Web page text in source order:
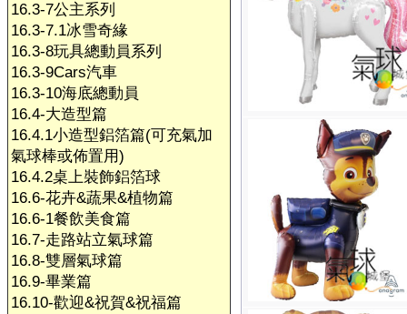
16.3-7公主系列
16.3-7.1冰雪奇緣
16.3-8玩具總動員系列
16.3-9Cars汽車
16.3-10海底總動員
16.4-大造型篇
16.4.1小造型鋁箔篇(可充氣加
氣球棒或佈置用)
16.4.2桌上裝飾鋁箔球
16.6-花卉&蔬果&植物篇
16.6-1餐飲美食篇
16.7-走路站立氣球篇
16.8-雙層氣球篇
16.9-畢業篇
16.10-歡迎&祝賀&祝福篇